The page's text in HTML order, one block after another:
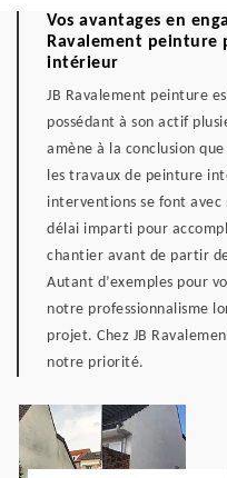
Vos avantages en
Ravalement
intérieur
JB Ravalement peinture
possédant à son actif
amène à la conclusion
les travaux de peinture
interventions se font avec
délai imparti pour
chantier avant de partir
Autant d’exemples pour
notre professionnalisme
projet. Chez JB
notre priorité.